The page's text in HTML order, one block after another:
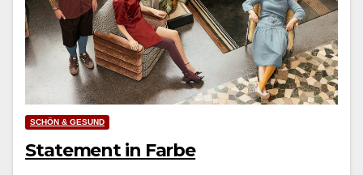
SCHÖN & GESUND
Statement in Farbe